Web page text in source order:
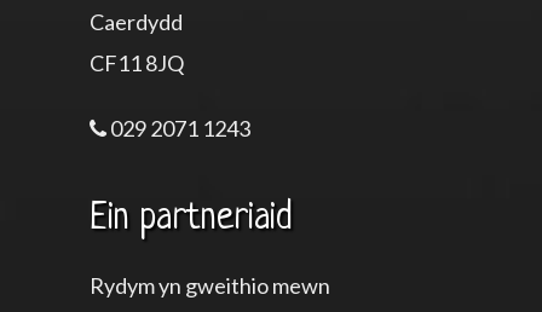
Caerdydd
CF11 8JQ
029 2071 1243
Ein partneriaid
Rydym yn gweithio mewn